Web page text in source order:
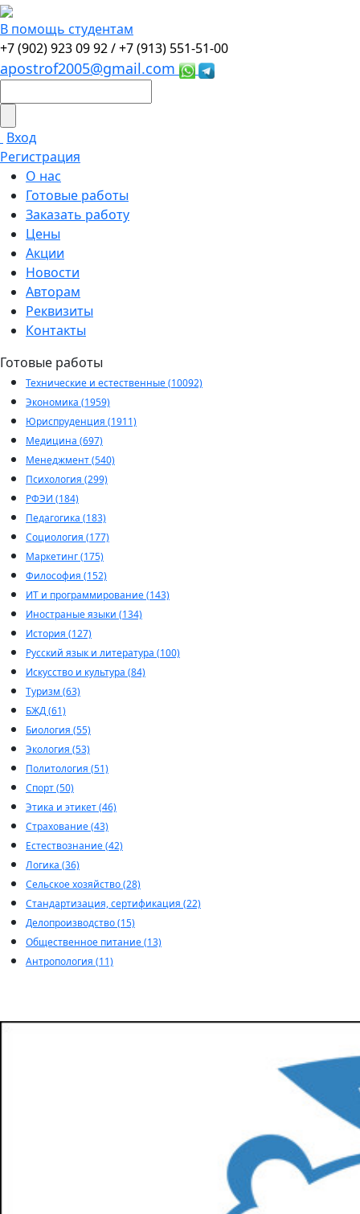
В помощь студентам
+7 (902) 923 09 92 /+7 (913) 551-51-00
apostrof2005@gmail.com
Вход
Регистрация
О нас
Готовые работы
Заказать работу
Цены
Акции
Новости
Авторам
Реквизиты
Контакты
Готовые работы
Технические и естественные (10092)
Экономика (1959)
Юриспруденция (1911)
Медицина (697)
Менеджмент (540)
Психология (299)
РФЭИ (184)
Педагогика (183)
Социология (177)
Маркетинг (175)
Философия (152)
ИТ и программирование (143)
Иностраные языки (134)
История (127)
Русский язык и литература (100)
Искусство и культура (84)
Туризм (63)
БЖД (61)
Биология (55)
Экология (53)
Политология (51)
Спорт (50)
Этика и этикет (46)
Страхование (43)
Естествознание (42)
Логика (36)
Сельское хозяйство (28)
Стандартизация, сертификация (22)
Делопроизводство (15)
Общественное питание (13)
Антропология (11)